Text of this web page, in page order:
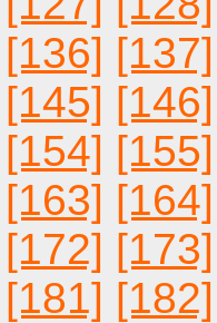
[136] [137]
[145] [146]
[154] [155]
[163] [164]
[172] [173]
[181] [182]